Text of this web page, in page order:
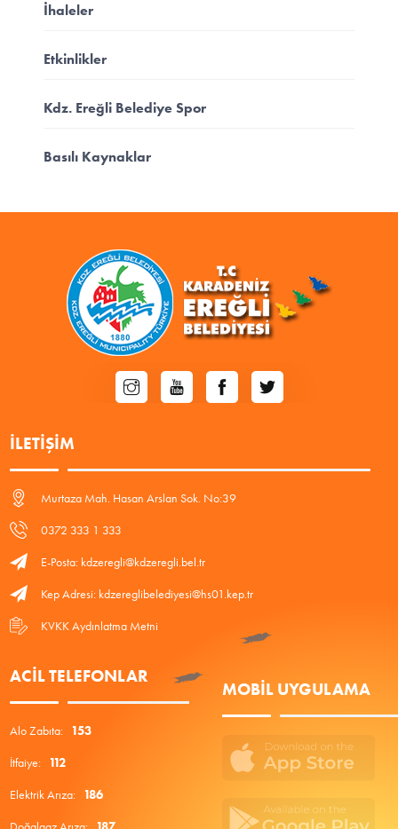
İhaleler
Etkinlikler
Kdz. Ereğli Belediye Spor
Basılı Kaynaklar
İLETIŞIM
Murtaza Mah. Hasan Arslan Sok. No:39
0372 333 1 333
E-Posta: kdzeregli@kdzeregli.bel.tr
Kep Adresi: kdzereglibelediyesi@hs01.kep.tr
KVKK Aydınlatma Metni
ACIL TELEFONLAR
Alo Zabıta: 153
İtfaiye: 112
Elektrik Arıza: 186
MOBIL UYGULAMA